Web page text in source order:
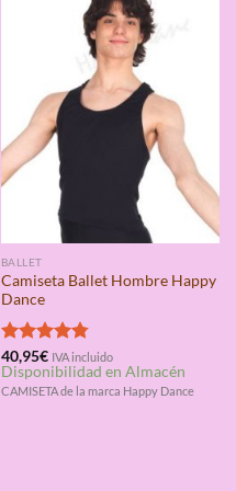
BALLET
Camiseta Ballet Hombre Happy
Dance
Valorado
con4.75
de 5
40,95€ IVA incluido
Disponibilidad en Almacén
CAMISETA de la marca Happy Dance